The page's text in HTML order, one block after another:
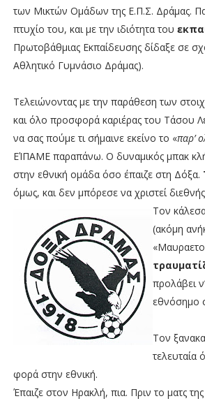
των Μικτών Ομάδων της Ε.Π.Σ. Δράμας.
πτυχίο του, και με την ιδιότητα του
Πρωτοβάθμιας Εκπαίδευσης δίδαξε σε
Αθλητικό Γυμνάσιο Δράμας).
Τελειώνοντας με την παράθεση των
και όλο προσφορά καριέρας του Τάσου
να σας πούμε τι σήμαινε εκείνο το «παρ’
ΕΊΠΑΜΕ παραπάνω. Ο δυναμικός μπακ
στην εθνική ομάδα όσο έπαιζε στη Δόξα.
όμως, και δεν μπόρεσε να χριστεί
Τον
(ακόμη
προλάβει
εθνόσημο
Τον
τελευταία
φορά στην εθνική.
Έπαιζε στον Ηρακλή, πια. Πριν το ματς